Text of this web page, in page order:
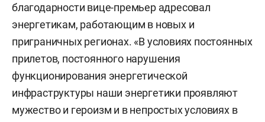
благодарности вице-премьер адресовал
энергетикам, работающим в новых и
приграничных регионах. «В условиях постоянных
прилетов, постоянного нарушения
функционирования энергетической
инфраструктуры наши энергетики проявляют
мужество и героизм и в непростых условиях в